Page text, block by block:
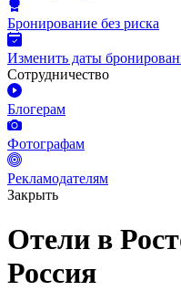
Бронирование без риска
Изменить даты
Сотрудничество
Блогерам
Фотографам
Рекламодателям
Закрыть
Отели в
Россия